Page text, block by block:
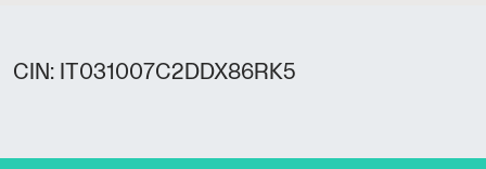
CIN: IT031007C2DDX86RK5